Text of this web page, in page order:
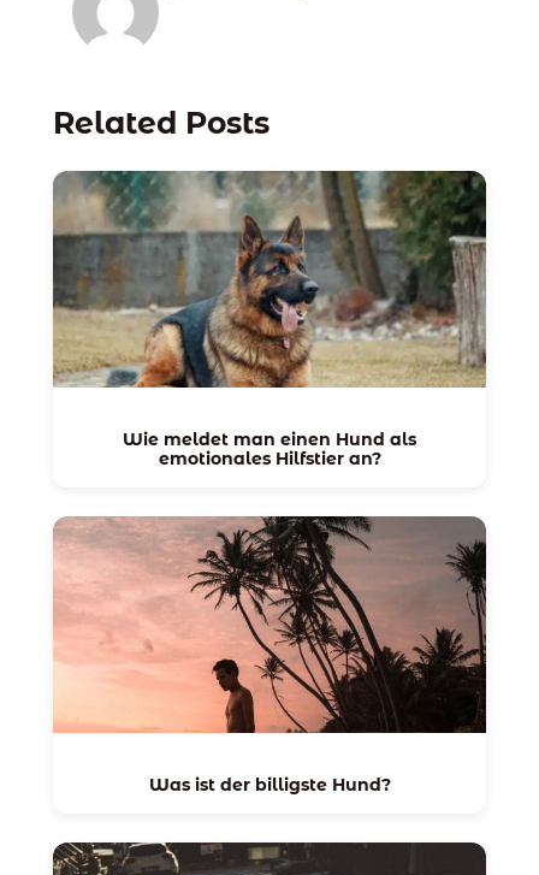
Related Posts
Wie meldet man einen Hund als
emotionales Hilfstier an?
Was ist der billigste Hund?